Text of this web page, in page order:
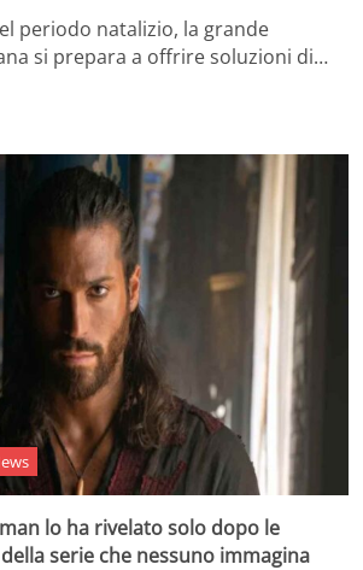
periodo natalizio, la grande
si prepara a offrire soluzioni di…
lo ha rivelato solo dopo le
serie che nessuno immagina